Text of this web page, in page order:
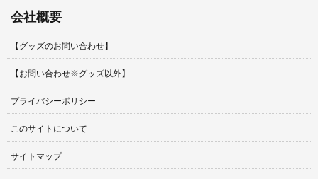
会社概要
【グッズのお問い合わせ】
【お問い合わせ※グッズ以外】
プライバシーポリシー
このサイトについて
サイトマップ